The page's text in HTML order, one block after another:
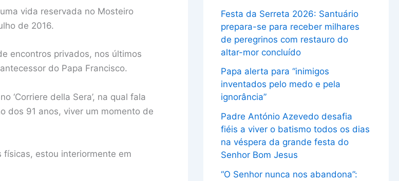
vida reservada no Mosteiro
de 2016.
encontros privados, nos últimos
do Papa Francisco.
‘Corriere della Sera’, na qual fala
dos 91 anos, viver um momento de
físicas, estou interiormente em
Festa da Serreta 2026: Santuário
prepara-se para receber milhares
de peregrinos com restauro do
altar-mor concluído
Papa alerta para “inimigos
inventados pelo medo e pela
ignorância”
Padre António Azevedo desafia
fiéis a viver o batismo todos os dias
na véspera da grande festa do
Senhor Bom Jesus
“O Senhor nunca nos abandona”: